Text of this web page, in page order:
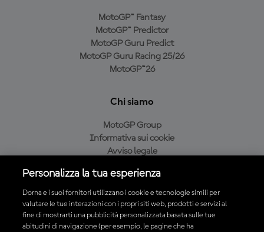
MotoGP™ Fantasy
MotoGP™ Predictor
MotoGP Guru Predict
MotoGP Guru Racing 25/26
MotoGP™26
Chi siamo
MotoGP Group
Informativa sui cookie
Avviso legale
Condizioni di acquisto
Scarica l'app ufficiale MotoGP™
Personalizza la tua esperienza
Dorna e i suoi fornitori utilizzano i cookie e tecnologie simili per
valutare le tue interazioni con i propri siti web, prodotti e servizi al
fine di mostrarti una pubblicità personalizzata basata sulle tue
abitudini di navigazione (per esempio, le pagine che ha